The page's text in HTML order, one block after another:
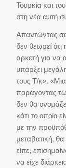
Τουρκία και
στη νέα αυτή
Απαντώντας σε
δεν θεωρεί
αρκετή για να
υπάρξει
τους Τ/κ».
παράγοντας
δεν θα
κάτι το οποίο
με την
μεταβατική,
είπε,
να είχε